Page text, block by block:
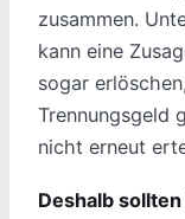
zusammen.
kann eine
sogar
Trennungsgeld
nicht erneut
Deshalb